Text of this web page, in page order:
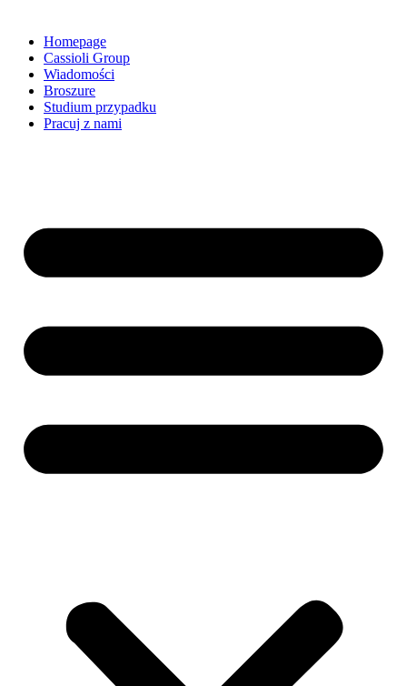
Homepage
Cassioli Group
Wiadomości
Broszure
Studium przypadku
Pracuj z nami